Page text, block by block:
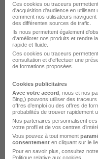
Dessinateur -
H/F
Pontchâteau - 44
Cette offre n’est plus
Dessinateur -
H/F
Pontchâteau - 44 CDI
Cette offre n’est plus
Ces cookies ou traceurs
d'acquisition d'audience en utilisant
comment nos utilisateurs
des différentes sources de trafic.
Ils nous permettent également
d'améliorer nos produits et rendre
rapide et fluide.
Ces cookies ou traceurs
consultation et d'effectuer une
de formations proposées.
Cookies publicitaires
Avec votre accord , nous et nos
Bing,) pouvons utiliser des
offres d’emploi ou des offres de
probabilités de trouver rapidement
Nos partenaires personnalisent
votre profil et de vos centres
Vous pouvez à tout moment
consentement en cliquant sur le
Pour en savoir plus, consultez notre
Politique relative aux cookies